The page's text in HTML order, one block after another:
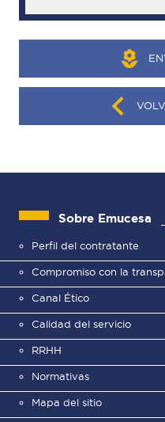
Sobre Emucesa
Perfil del contratante
Compromiso con la
Canal Ético
Calidad del servicio
RRHH
Normativas
Mapa del sitio